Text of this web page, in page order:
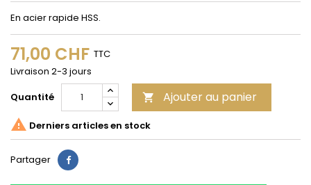
En acier rapide HSS.
71,00 CHF TTC
Livraison 2-3 jours
Quantité
 Ajouter au panier
 Derniers articles en stock
Partager Partager